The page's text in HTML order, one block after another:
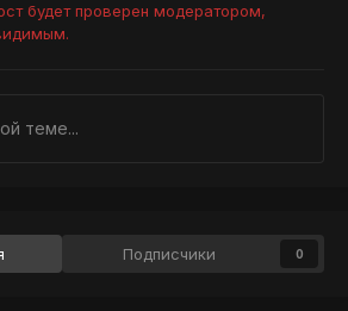
будет проверен модератором,
теме...
Подписчики 0